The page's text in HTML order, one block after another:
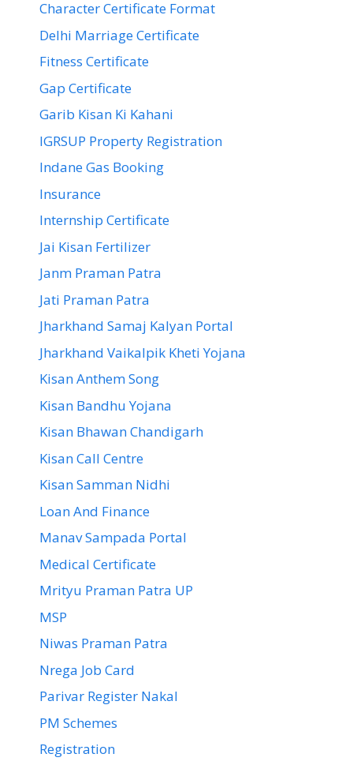
Character Certificate Format
Delhi Marriage Certificate
Fitness Certificate
Gap Certificate
Garib Kisan Ki Kahani
IGRSUP Property Registration
Indane Gas Booking
Insurance
Internship Certificate
Jai Kisan Fertilizer
Janm Praman Patra
Jati Praman Patra
Jharkhand Samaj Kalyan Portal
Jharkhand Vaikalpik Kheti Yojana
Kisan Anthem Song
Kisan Bandhu Yojana
Kisan Bhawan Chandigarh
Kisan Call Centre
Kisan Samman Nidhi
Loan And Finance
Manav Sampada Portal
Medical Certificate
Mrityu Praman Patra UP
MSP
Niwas Praman Patra
Nrega Job Card
Parivar Register Nakal
PM Schemes
Registration